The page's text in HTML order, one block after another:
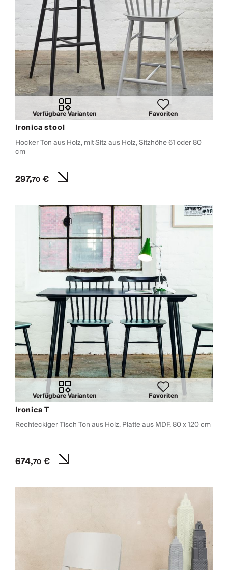
Verfügbare Varianten Favoriten
Ironica stool
Hocker Ton aus Holz, mit Sitz aus Holz, Sitzhöhe 61 oder 80
cm
297,70€
Verfügbare Varianten Favoriten
Ironica T
Rechteckiger Tisch Ton aus Holz, Platte aus MDF, 80 x 120 cm
674,70€